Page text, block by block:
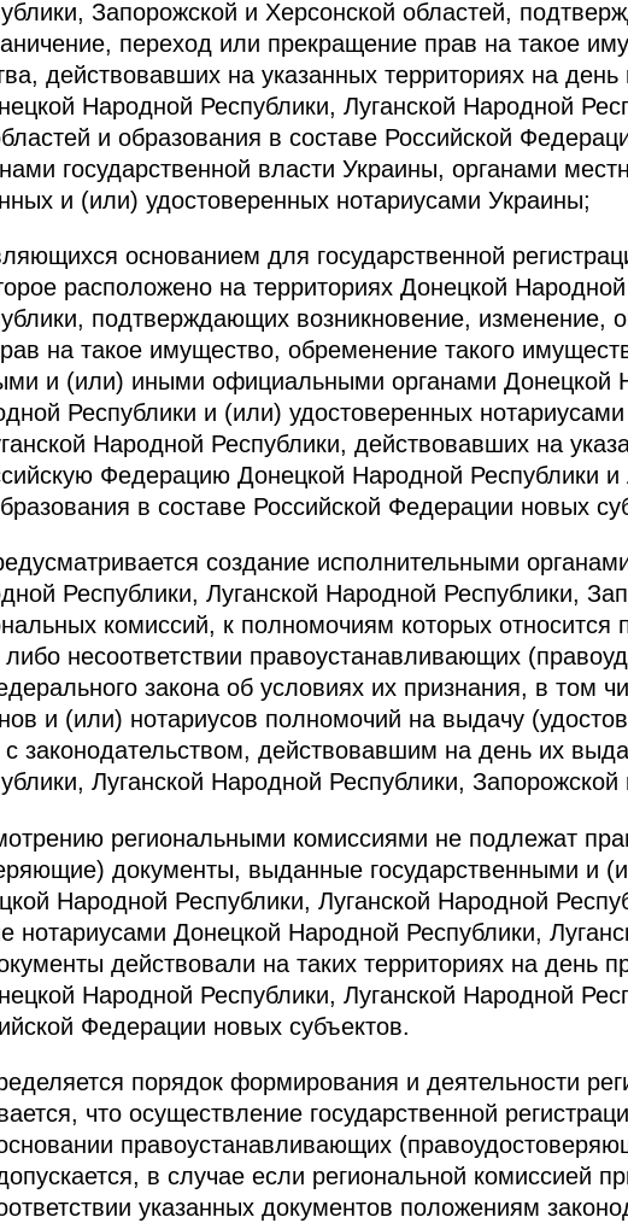
Запорожской и Херсонской областей,
переход или прекращение прав на такое
действовавших на указанных территориях на
Народной Республики, Луганской Народной
и образования в составе Российской
государственной власти Украины, органами
и (или) удостоверенных нотариусами Украины;
основанием для государственной
расположено на территориях Донецкой Народной
подтверждающих возникновение, изменение,
на такое имущество, обременение такого
и (или) иными официальными органами Донецкой
Республики и (или) удостоверенных
Народной Республики, действовавших на
Федерацию Донецкой Народной Республики и
в составе Российской Федерации новых
создание исполнительными
Республики, Луганской Народной Республики,
комиссий, к полномочиям которых относится
либо несоответствии правоустанавливающих
закона об условиях их признания, в том
и (или) нотариусов полномочий на выдачу
с законодательством, действовавшим на день их
Луганской Народной Республики, Запорожской
региональными комиссиями не подлежат
документы, выданные государственными и
Народной Республики, Луганской Народной
нотариусами Донецкой Народной Республики,
действовали на таких территориях на день
Народной Республики, Луганской Народной
Федерации новых субъектов.
порядок формирования и деятельности
что осуществление государственной
правоустанавливающих
в случае если региональной комиссией
указанных документов положениям